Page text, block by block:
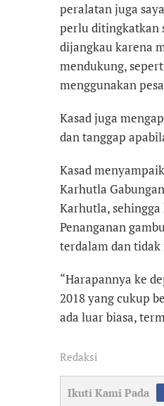
peralatan juga
perlu ditingkatkan
dijangkau karena
mendukung,
menggunakan
Kasad juga
dan tanggap
Kasad
Karhutla
Karhutla,
Penanganan
terdalam dan
“Harapannya ke
2018 yang cukup
ada luar biasa,
Redaksi
Ikuti Kami Pada